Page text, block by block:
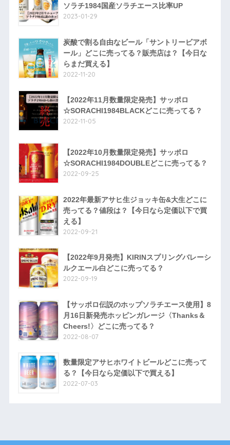
ソラチ1984国産ソラチエース比率UP
2023-01-29
炭酸で割る自由なビール「サントリービアボ
ール」どこに売ってる？販売店は？【今日な
らまだ買える】
2022-11-20
【2022年11月数量限定発売】サッポロ
☆SORACHI1984BLACKどこに売ってる？
2022-11-05
【2022年10月数量限定発売】サッポロ
☆SORACHI1984DOUBLEどこに売ってる？
2022-09-25
2022年最新アサヒ生ジョッキ缶&大生どこに
売ってる？値段は？【今日なら定価以下で買
える】
2022-09-21
【2022年9月発売】KIRINスプリングバレーシ
ルクエール白どこに売ってる？
2022-09-19
【サッポロ伝説のホップソラチエース使用】8
月16日新発売ホッピンガレージ〈Thanks＆
Cheers!〉どこに売ってる？
2022-08-07
数量限定アサヒホワイトビールどこに売って
る？【今日なら定価以下で買える】
2022-07-03